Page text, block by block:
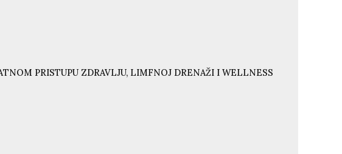
PRISTUPU ZDRAVLJU, LIMFNOJ DRENAŽI I WELLNESS